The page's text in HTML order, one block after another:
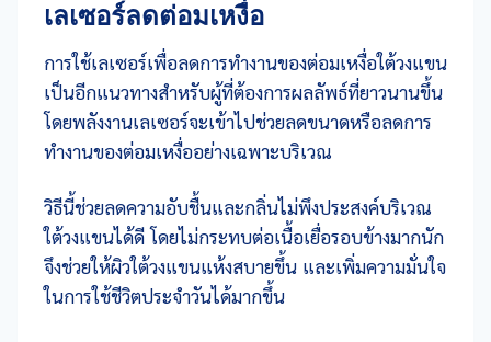
เลเซอร์ลดต่อมเหงื่อ
การใช้เลเซอร์เพื่อลดการทำงานของต่อมเหงื่อใต้วงแขน
เป็นอีกแนวทางสำหรับผู้ที่ต้องการผลลัพธ์ที่ยาวนานขึ้น
โดยพลังงานเลเซอร์จะเข้าไปช่วยลดขนาดหรือลดการ
ทำงานของต่อมเหงื่ออย่างเฉพาะบริเวณ
วิธีนี้ช่วยลดความอับชื้นและกลิ่นไม่พึงประสงค์บริเวณ
ใต้วงแขนได้ดี โดยไม่กระทบต่อเนื้อเยื่อรอบข้างมากนัก
จึงช่วยให้ผิวใต้วงแขนแห้งสบายขึ้น และเพิ่มความมั่นใจ
ในการใช้ชีวิตประจำวันได้มากขึ้น